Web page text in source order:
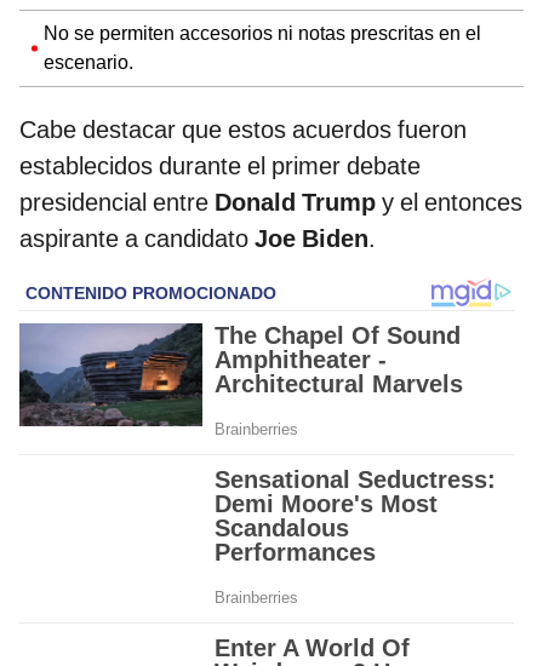
No se permiten accesorios ni notas prescritas en el
escenario.
Cabe destacar que estos acuerdos fueron
establecidos durante el primer debate
presidencial entre Donald Trump y el entonces
aspirante a candidato Joe Biden.